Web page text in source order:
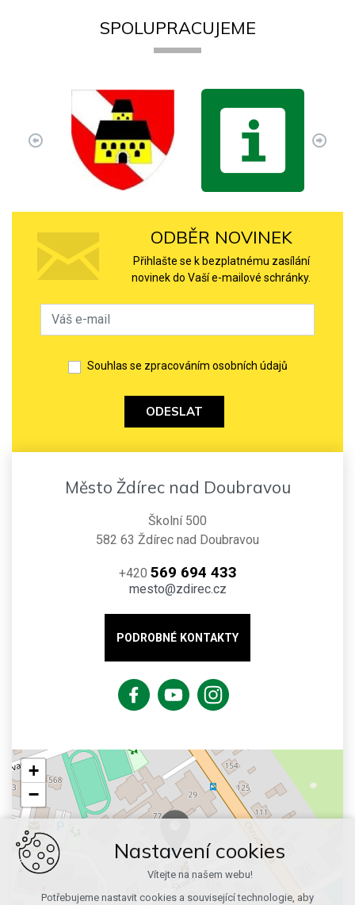
SPOLUPRACUJEME
ODBĚR NOVINEK
Přihlašte se k bezplatnému zasílání
novinek do Vaší e-mailové schránky.
Souhlas se zpracováním osobních údajů
ODESLAT
Město Ždírec nad Doubravou
Školní 500
582 63 Ždírec nad Doubravou
+420 569 694 433
mesto@zdirec.cz
PODROBNÉ KONTAKTY
+
−
Nastavení cookies
Vítejte na našem webu!
Potřebujeme nastavit cookies a související technologie, aby